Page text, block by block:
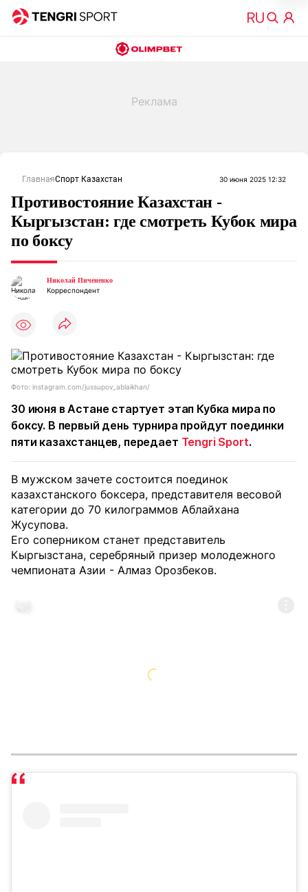
ГлавнаяСпорт Казахстан 30 июня 2025 12:32
Противостояние Казахстан -
Кыргызстан: где смотреть Кубок мира
по боксу
Николай Пичененко
Корреспондент
Фото: instagram.com/jussupov_ablaikhan/
30 июня в Астане стартует этап Кубка мира по
боксу. В первый день турнира пройдут поединки
пяти казахстанцев, передает Tengri Sport.
В мужском зачете состоится поединок
казахстанского боксера, представителя весовой
категории до 70 килограммов Аблайхана
Жусупова.
Его соперником станет представитель
Кыргызстана, серебряный призер молодежного
чемпионата Азии - Алмаз Орозбеков.